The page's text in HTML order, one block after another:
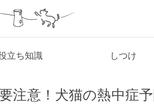
立ち知識 しつけ
注意！犬猫の熱中症